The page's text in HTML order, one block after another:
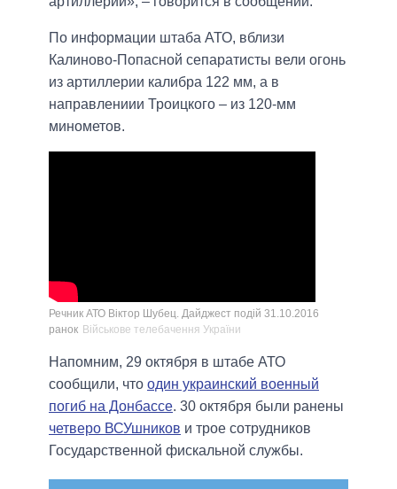
По информации штаба АТО, вблизи
Калиново-Попасной сепаратисты вели огонь
из артиллерии калибра 122 мм, а в
направлениии Троицкого – из 120-мм
минометов.
Речник АТО Віктор Шубец. Дайджест подій 31.10.2016
ранок Військове телебачення України
Напомним, 29 октября в штабе АТО
сообщили, что один украинский военный
погиб на Донбассе. 30 октября были ранены
четверо ВСУшников и трое сотрудников
Государственной фискальной службы.